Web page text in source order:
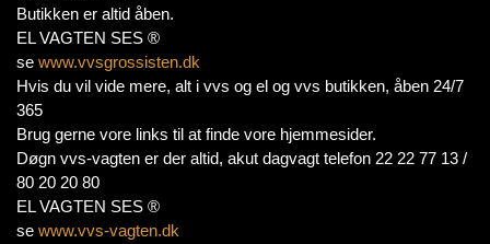
Butikken er altid åben.
EL VAGTEN SES ®
se www.vvsgrossisten.dk
Hvis du vil vide mere, alt i vvs og el og vvs butikken, åben 24/7
365
Brug gerne vore links til at finde vore hjemmesider.
Døgn vvs-vagten er der altid, akut dagvagt telefon 22 22 77 13 /
80 20 20 80
EL VAGTEN SES ®
se www.vvs-vagten.dk